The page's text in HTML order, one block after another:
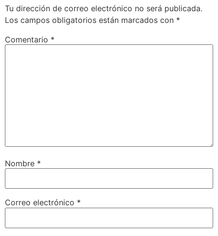
Tu dirección de correo electrónico no será publicada.
Los campos obligatorios están marcados con *
Comentario *
Nombre *
Correo electrónico *